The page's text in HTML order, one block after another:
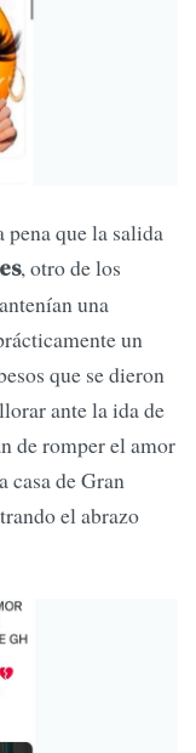
que la salida
, otro de los
una
un
que se dieron
ante la ida de
de romper el amor
casa de Gran
el abrazo